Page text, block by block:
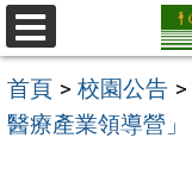
跳
至
主
要
選
單
首頁 > 校園公告 >
醫療產業領導營」